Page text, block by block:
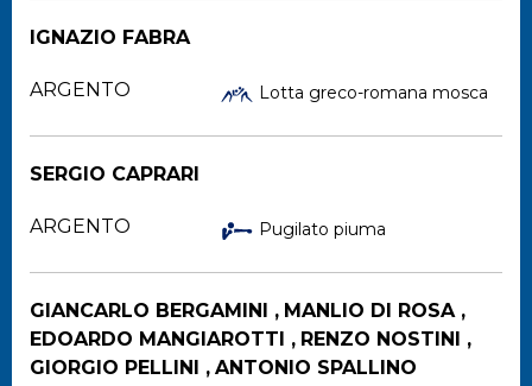
IGNAZIO FABRA
ARGENTO Lotta greco-romana mosca
SERGIO CAPRARI
ARGENTO Pugilato piuma
GIANCARLO BERGAMINI ,
MANLIO DI ROSA ,
EDOARDO MANGIAROTTI ,
RENZO NOSTINI ,
GIORGIO PELLINI , ANTONIO SPALLINO